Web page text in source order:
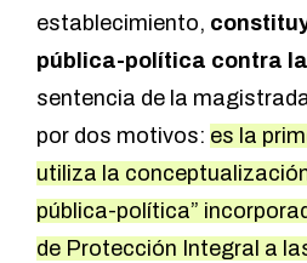
establecimiento,
pública-política contra
sentencia de la
por dos motivos: es la
utiliza la
pública-política”
de Protección Integral a